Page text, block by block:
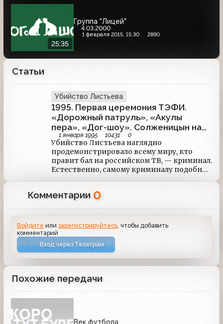
25:35
Группа "Лицей"
4.03.2000
1 февраля 2015, 15:30 2890
Статьи
Убийство Листьева
1995. Первая церемония ТЭФИ.
«Дорожный патруль», «Акулы
пера», «Дог-шоу». Солженицын на
ОРТ — чуть меньше года
1 января 1995 10431 0
Убийство Листьева наглядно
продемонстрировало всему миру, кто
правит бал на российском ТВ, — криминал.
Естественно, самому криминалу подобное
внимание к собственным делам было
чтобы люди (в том числе и
этом убийстве. Короче, телевизионное
сообщество не долго горевало по
Листьеву.
Комментарии 0
Войдите илизарегистрируйтесь , чтобы добавить
комментарий
Вход через Телеграм
Похожие передачи
Век футбола